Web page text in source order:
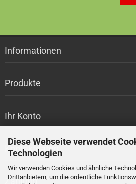
Diese Webseite verwendet
Technologien
Wir verwenden Cookies und ähnliche
Drittanbietern, um die ordentliche
Informationen
Produkte
Ihr Konto
Kontaktdaten
Zahlung